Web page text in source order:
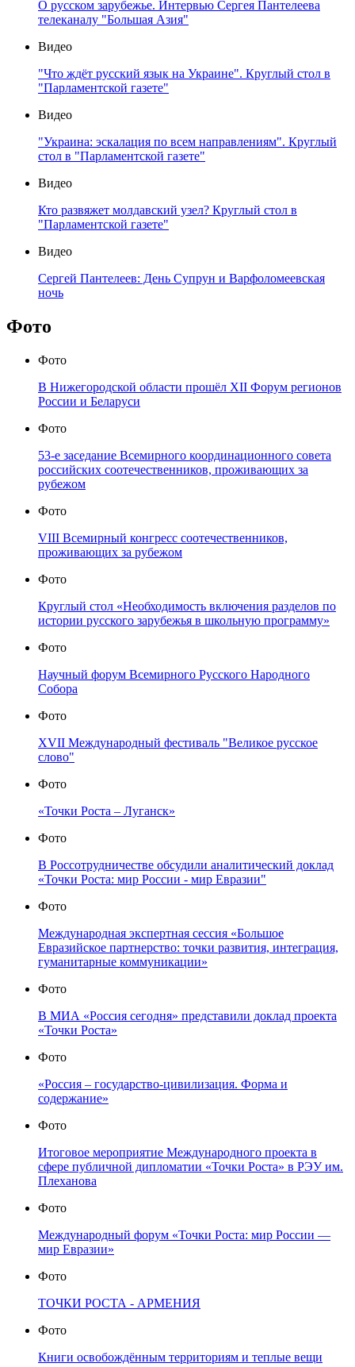
О русском зарубежье. Интервью Сергея Пантелеева
телеканалу "Большая Азия"
Видео
"Что ждёт русский язык на Украине". Круглый стол в
"Парламентской газете"
Видео
"Украина: эскалация по всем направлениям". Круглый
стол в "Парламентской газете"
Видео
Кто развяжет молдавский узел? Круглый стол в
"Парламентской газете"
Видео
Сергей Пантелеев: День Супрун и Варфоломеевская
ночь
Фото
Фото
В Нижегородской области прошёл XII Форум регионов
России и Беларуси
Фото
53-е заседание Всемирного координационного совета
российских соотечественников, проживающих за
рубежом
Фото
VIII Всемирный конгресс соотечественников,
проживающих за рубежом
Фото
Круглый стол «Необходимость включения разделов по
истории русского зарубежья в школьную программу»
Фото
Научный форум Всемирного Русского Народного
Собора
Фото
XVII Международный фестиваль "Великое русское
слово"
Фото
«Точки Роста – Луганск»
Фото
В Россотрудничестве обсудили аналитический доклад
«Точки Роста: мир России - мир Евразии"
Фото
Международная экспертная сессия «Большое
Евразийское партнерство: точки развития, интеграция,
гуманитарные коммуникации»
Фото
В МИА «Россия сегодня» представили доклад проекта
«Точки Роста»
Фото
«Россия – государство-цивилизация. Форма и
содержание»
Фото
Итоговое мероприятие Международного проекта в
сфере публичной дипломатии «Точки Роста» в РЭУ им.
Плеханова
Фото
Международный форум «Точки Роста: мир России —
мир Евразии»
Фото
ТОЧКИ РОСТА - АРМЕНИЯ
Фото
Книги освобождённым территориям и теплые вещи